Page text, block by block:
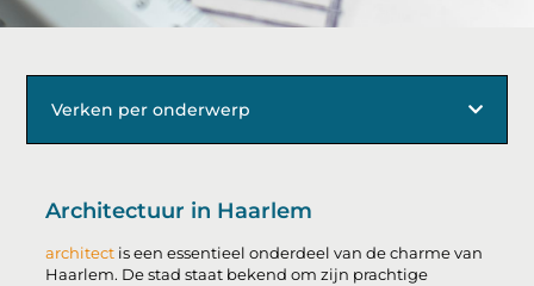
Architectuur in Haarlem
architect is een essentieel onderdeel van de charme van
Haarlem. De stad staat bekend om zijn prachtige
Verken per onderwerp